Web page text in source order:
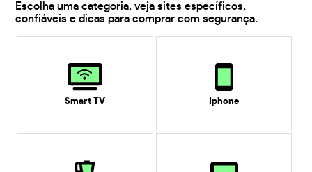
Escolha uma categoria, veja sites específicos,
confiáveis e dicas para comprar com segurança.
Smart TV Iphone